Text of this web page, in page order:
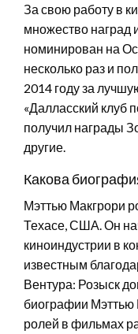
За свою работу в
множество наград
номинирован на
несколько раз и
2014 году за
«Далласский клуб
получил награды
другие.
Какова
Мэттью Макгрори
Техасе, США. Он
киноиндустрии в
известным
Вентура: Розыск
биографии Мэттью
ролей в фильмах